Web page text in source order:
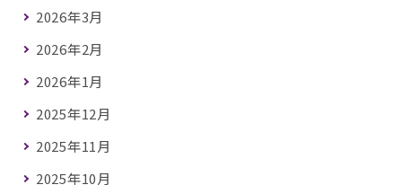
2026年3月
2026年2月
2026年1月
2025年12月
2025年11月
2025年10月